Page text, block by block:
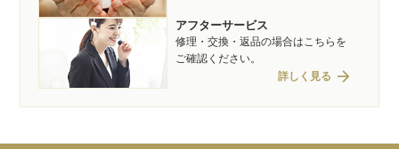
アフターサービス
修理・交換・返品の場合はこちらを
ご確認ください。
詳しく見る arrow_forward